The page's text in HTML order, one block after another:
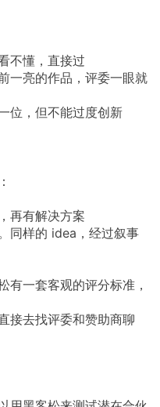
不懂，直接过
一亮的作品，评委一眼就
位，但不能过度创新
再有解决方案
同样的 idea，经过叙事
有一套客观的评分标准，
接去找评委和赞助商聊